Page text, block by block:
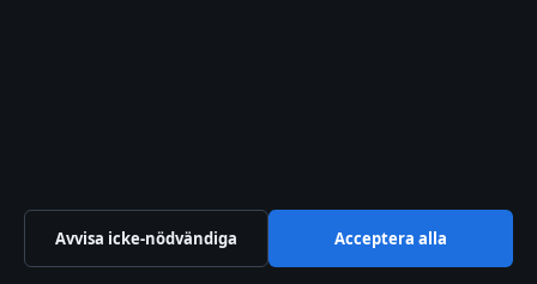
TV-rollista
Avvisa icke-nödvändiga Acceptera alla